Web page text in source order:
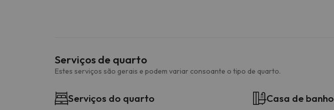
Serviços de quarto
Estes serviços são gerais e podem variar consoante o tipo de quarto.
Serviços do quarto Casa de banho